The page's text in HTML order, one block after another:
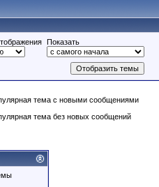
Показать
тема с новыми сообщениями
тема без новых сообщений